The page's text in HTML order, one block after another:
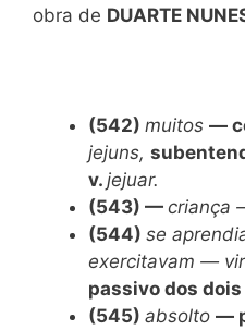
obra de DUARTE
(542) muitos —
jejuns,
v. jejuar.
(543) — criança
(544) se
exercitavam —
passivo dos
(545) absolto —